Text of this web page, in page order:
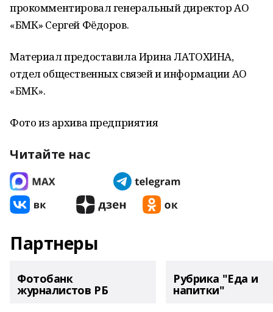
прокомментировал генеральный директор АО
«БМК» Сергей Фёдоров.
Материал предоставила Ирина ЛАТОХИНА,
отдел общественных связей и информации АО
«БМК».
Фото из архива предприятия
Читайте нас
Партнеры
Фотобанк
журналистов РБ
Рубрика "Еда и
напитки"